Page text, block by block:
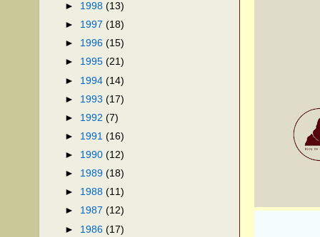
► 1998 (13)
► 1997 (18)
► 1996 (15)
► 1995 (21)
► 1994 (14)
► 1993 (17)
► 1992 (7)
► 1991 (16)
► 1990 (12)
► 1989 (18)
► 1988 (11)
► 1987 (12)
► 1986 (17)